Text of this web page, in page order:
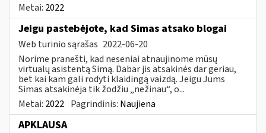
Metai: 2022
Jeigu pastebėjote, kad Simas atsako blogai
Web turinio sąrašas 2022-06-20
Norime pranešti, kad neseniai atnaujinome mūsų
virtualų asistentą Simą. Dabar jis atsakinės dar geriau,
bet kai kam gali rodyti klaidingą vaizdą. Jeigu Jums
Simas atsakinėja tik žodžiu „nežinau“, o...
Metai: 2022 Pagrindinis: Naujiena
APKLAUSA